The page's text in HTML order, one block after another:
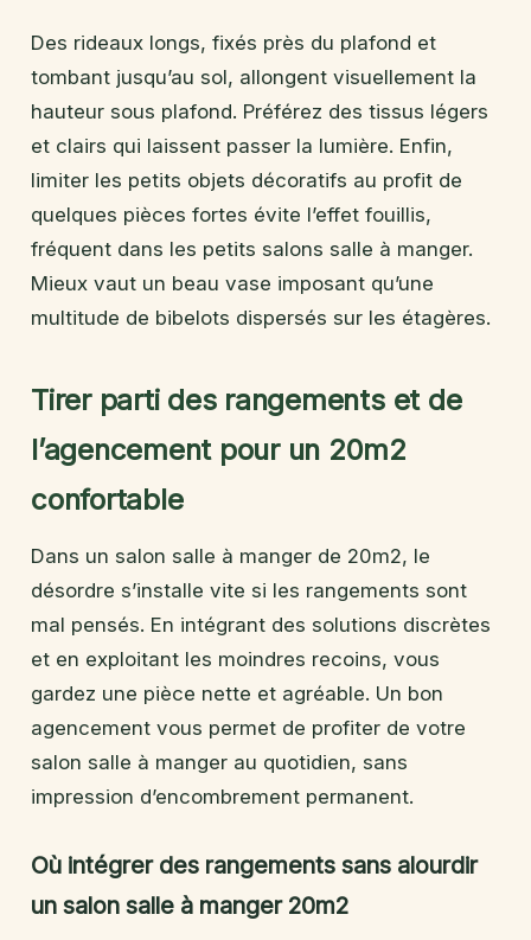
Des rideaux longs, fixés près du plafond et
tombant jusqu’au sol, allongent visuellement la
hauteur sous plafond. Préférez des tissus légers
et clairs qui laissent passer la lumière. Enfin,
limiter les petits objets décoratifs au profit de
quelques pièces fortes évite l’effet fouillis,
fréquent dans les petits salons salle à manger.
Mieux vaut un beau vase imposant qu’une
multitude de bibelots dispersés sur les étagères.
Tirer parti des rangements et de
l’agencement pour un 20m2
confortable
Dans un salon salle à manger de 20m2, le
désordre s’installe vite si les rangements sont
mal pensés. En intégrant des solutions discrètes
et en exploitant les moindres recoins, vous
gardez une pièce nette et agréable. Un bon
agencement vous permet de profiter de votre
salon salle à manger au quotidien, sans
impression d’encombrement permanent.
Où intégrer des rangements sans alourdir
un salon salle à manger 20m2